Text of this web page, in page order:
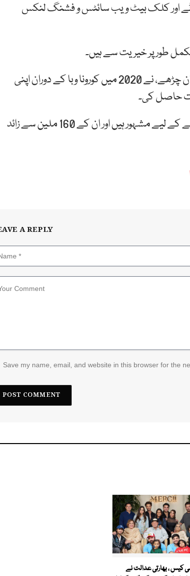
اور کلک بیٹ ویب سائٹس و فشنگ لنکس
طور پر خیریت سے ہیں۔
یاد رہے کہ خابی لیم، جو سینیگال میں پیدا ہوئے اور اٹلی میں پروان چڑھے، نے 2020 میں کورونا وبا کے دوران اپنی
حاصل کی۔
وہ بغیر بولے طنزیہ انداز میں روزمرہ زندگی کے مسائل پر ویڈیوز بنانے کے لیے مشہور ہیں اور ان کے 160 ملین سے زائد
A REPLY
Save my name, email, and website in this browser for the
کیس ، بھارتی عدالت نے